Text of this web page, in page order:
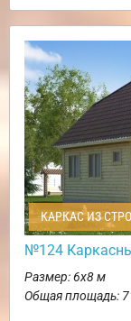
КАРКАС ИЗ
№124
Размер: 6х8 м
Общая площадь: